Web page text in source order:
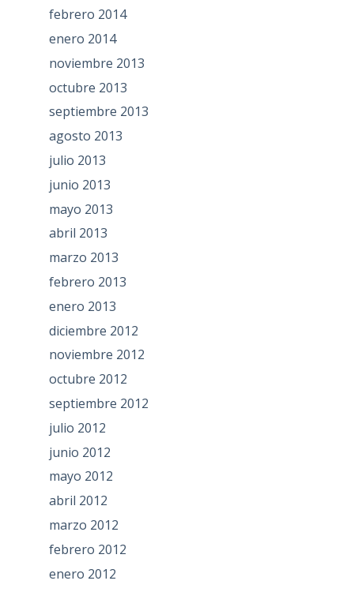
febrero 2014
enero 2014
noviembre 2013
octubre 2013
septiembre 2013
agosto 2013
julio 2013
junio 2013
mayo 2013
abril 2013
marzo 2013
febrero 2013
enero 2013
diciembre 2012
noviembre 2012
octubre 2012
septiembre 2012
julio 2012
junio 2012
mayo 2012
abril 2012
marzo 2012
febrero 2012
enero 2012